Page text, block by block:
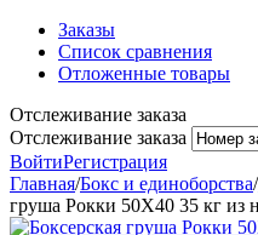
Заказы
Список сравнения
Отложенные товары
Отслеживание заказа
Отслеживание заказа
ВойтиРегистрация
Главная/Бокс и единоборства/
груша Рокки 50X40 35 кг из